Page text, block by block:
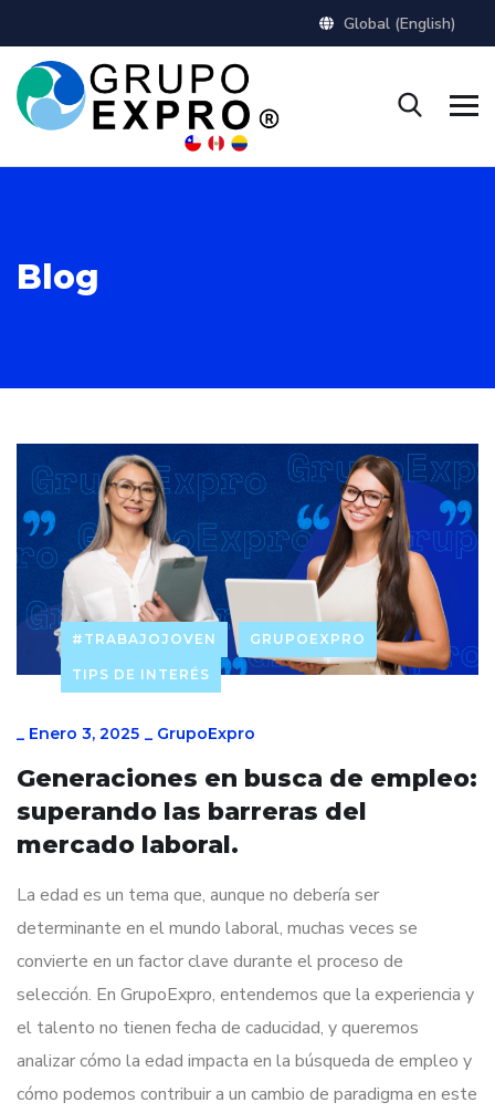
Global (English)
Blog
#TRABAJOJOVEN GRUPOEXPRO
TIPS DE INTERÉS
_ Enero 3, 2025 _ GrupoExpro
Generaciones en busca de empleo:
superando las barreras del
mercado laboral.
La edad es un tema que, aunque no debería ser
determinante en el mundo laboral, muchas veces se
convierte en un factor clave durante el proceso de
selección. En GrupoExpro, entendemos que la experiencia y
el talento no tienen fecha de caducidad, y queremos
analizar cómo la edad impacta en la búsqueda de empleo y
cómo podemos contribuir a un cambio de paradigma en este